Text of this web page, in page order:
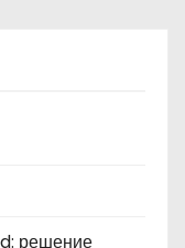
решение